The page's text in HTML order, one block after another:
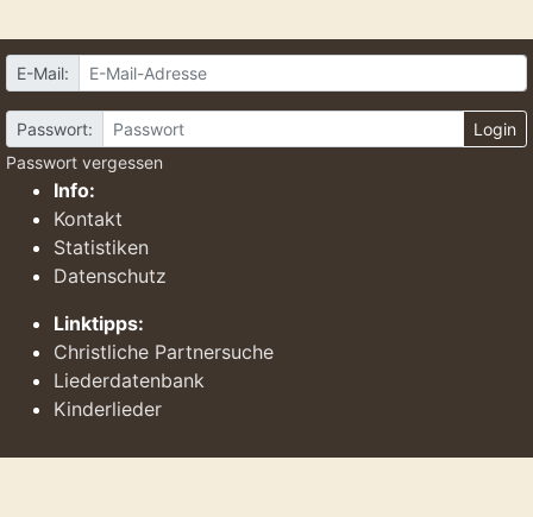
E-Mail:
Passwort:
Login
Passwort vergessen
Info:
Kontakt
Statistiken
Datenschutz
Linktipps:
Christliche Partnersuche
Liederdatenbank
Kinderlieder